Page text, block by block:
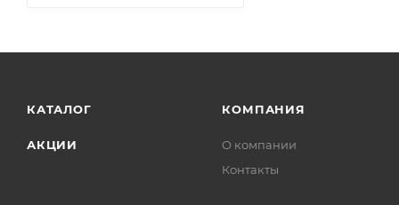
КАТАЛОГ
АКЦИИ
КОМПАНИЯ
О компании
Контакты